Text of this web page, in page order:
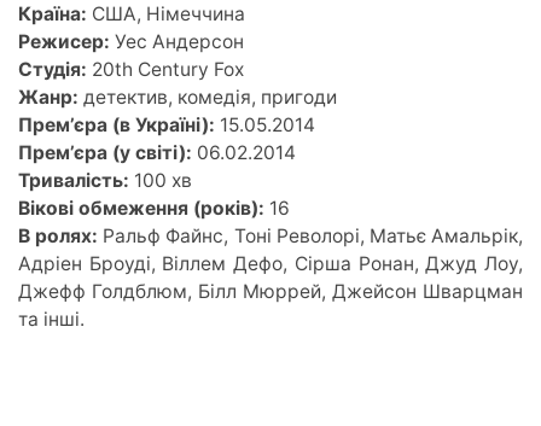
Країна: США, Німеччина
Режисер: Уес Андерсон
Студія: 20th Century Fox
Жанр: детектив, комедія, пригоди
Прем’єра (в Україні): 15.05.2014
Прем’єра (у світі): 06.02.2014
Тривалість: 100 хв
Вікові обмеження (років): 16
В ролях: Ральф Файнс, Тоні Револорі, Матьє Амальрік,
Адріен Броуді, Віллем Дефо, Сірша Ронан, Джуд Лоу,
Джефф Голдблюм, Білл Мюррей, Джейсон Шварцман
та інші.